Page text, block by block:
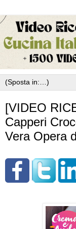
[VIDEO
Capperi
Vera Opera